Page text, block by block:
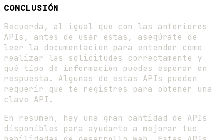
CONCLUSIÓN
Recuerda, al igual que con las anteriores
APIs, antes de usar estas, asegúrate de
leer la documentación para entender cómo
realizar las solicitudes correctamente y
qué tipo de información puedes esperar en
respuesta. Algunas de estas APIs pueden
requerir que te registres para obtener una
clave API.
En resumen, hay una gran cantidad de APIs
disponibles para ayudarte a mejorar tus